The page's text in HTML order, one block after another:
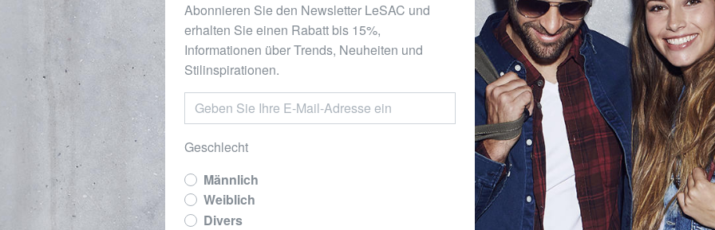
Abonnieren Sie den Newsletter LeSAC und
erhalten Sie einen Rabatt bis 15%,
Informationen über Trends, Neuheiten und
Stilinspirationen.
Geschlecht
Männlich
Weiblich
Divers